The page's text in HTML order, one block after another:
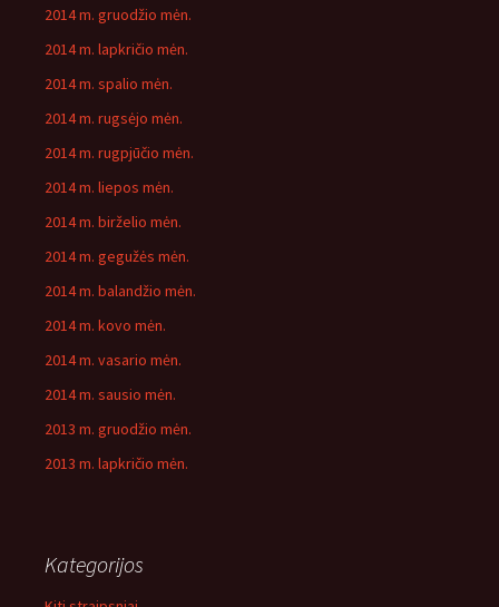
2014 m. gruodžio mėn.
2014 m. lapkričio mėn.
2014 m. spalio mėn.
2014 m. rugsėjo mėn.
2014 m. rugpjūčio mėn.
2014 m. liepos mėn.
2014 m. birželio mėn.
2014 m. gegužės mėn.
2014 m. balandžio mėn.
2014 m. kovo mėn.
2014 m. vasario mėn.
2014 m. sausio mėn.
2013 m. gruodžio mėn.
2013 m. lapkričio mėn.
Kategorijos